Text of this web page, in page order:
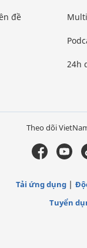
đề
24h
Theo dõi
Tải ứng dụng
Tuyển